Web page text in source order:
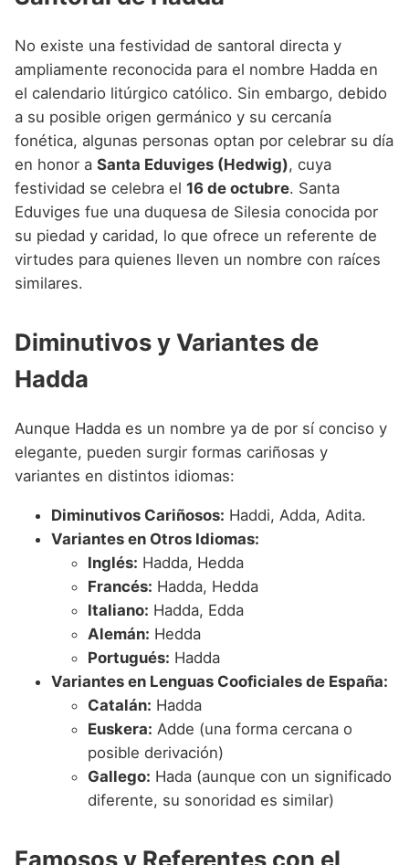
No existe una festividad de santoral directa y
ampliamente reconocida para el nombre Hadda en
el calendario litúrgico católico. Sin embargo, debido
a su posible origen germánico y su cercanía
fonética, algunas personas optan por celebrar su día
en honor a Santa Eduviges (Hedwig), cuya
festividad se celebra el 16 de octubre. Santa
Eduviges fue una duquesa de Silesia conocida por
su piedad y caridad, lo que ofrece un referente de
virtudes para quienes lleven un nombre con raíces
similares.
Diminutivos y Variantes de
Hadda
Aunque Hadda es un nombre ya de por sí conciso y
elegante, pueden surgir formas cariñosas y
variantes en distintos idiomas:
Diminutivos Cariñosos: Haddi, Adda, Adita.
Variantes en Otros Idiomas:
Inglés: Hadda, Hedda
Francés: Hadda, Hedda
Italiano: Hadda, Edda
Alemán: Hedda
Portugués: Hadda
Variantes en Lenguas Cooficiales de España:
Catalán: Hadda
Euskera: Adde (una forma cercana o
posible derivación)
Gallego: Hada (aunque con un significado
diferente, su sonoridad es similar)
Famosos y Referentes con el